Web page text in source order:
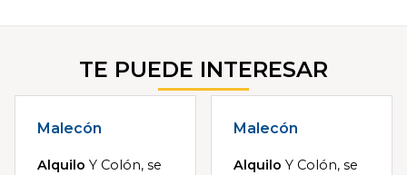
TE PUEDE INTERESAR
Malecón
Alquilo Y Colón, se
Malecón
Alquilo Y Colón, se